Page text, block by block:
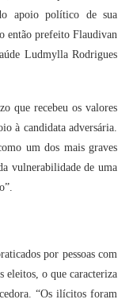
apoio político de sua
então prefeito Flaudivan
Ludmylla Rodrigues
que recebeu os valores
à candidata adversária.
um dos mais graves
vulnerabilidade de uma
por pessoas com
eleitos, o que caracteriza
“Os ilícitos foram